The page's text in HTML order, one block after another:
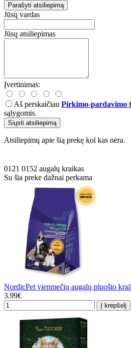
Parašyti atsiliepimą
Jūsų vardas
Jūsų atsiliepimas
Įvertinimas:
Aš perskaičiau Pirkimo-pardavimo
sąlygomis.
Siųsti atsiliepimą
Atsiliepimų apie šią prekę kol kas nėra.
0121 0152 augalų kraikas
Su šia preke dažnai perkama
NordicPet vienmečių augalų pluošto
3.99€
Į krepšelį